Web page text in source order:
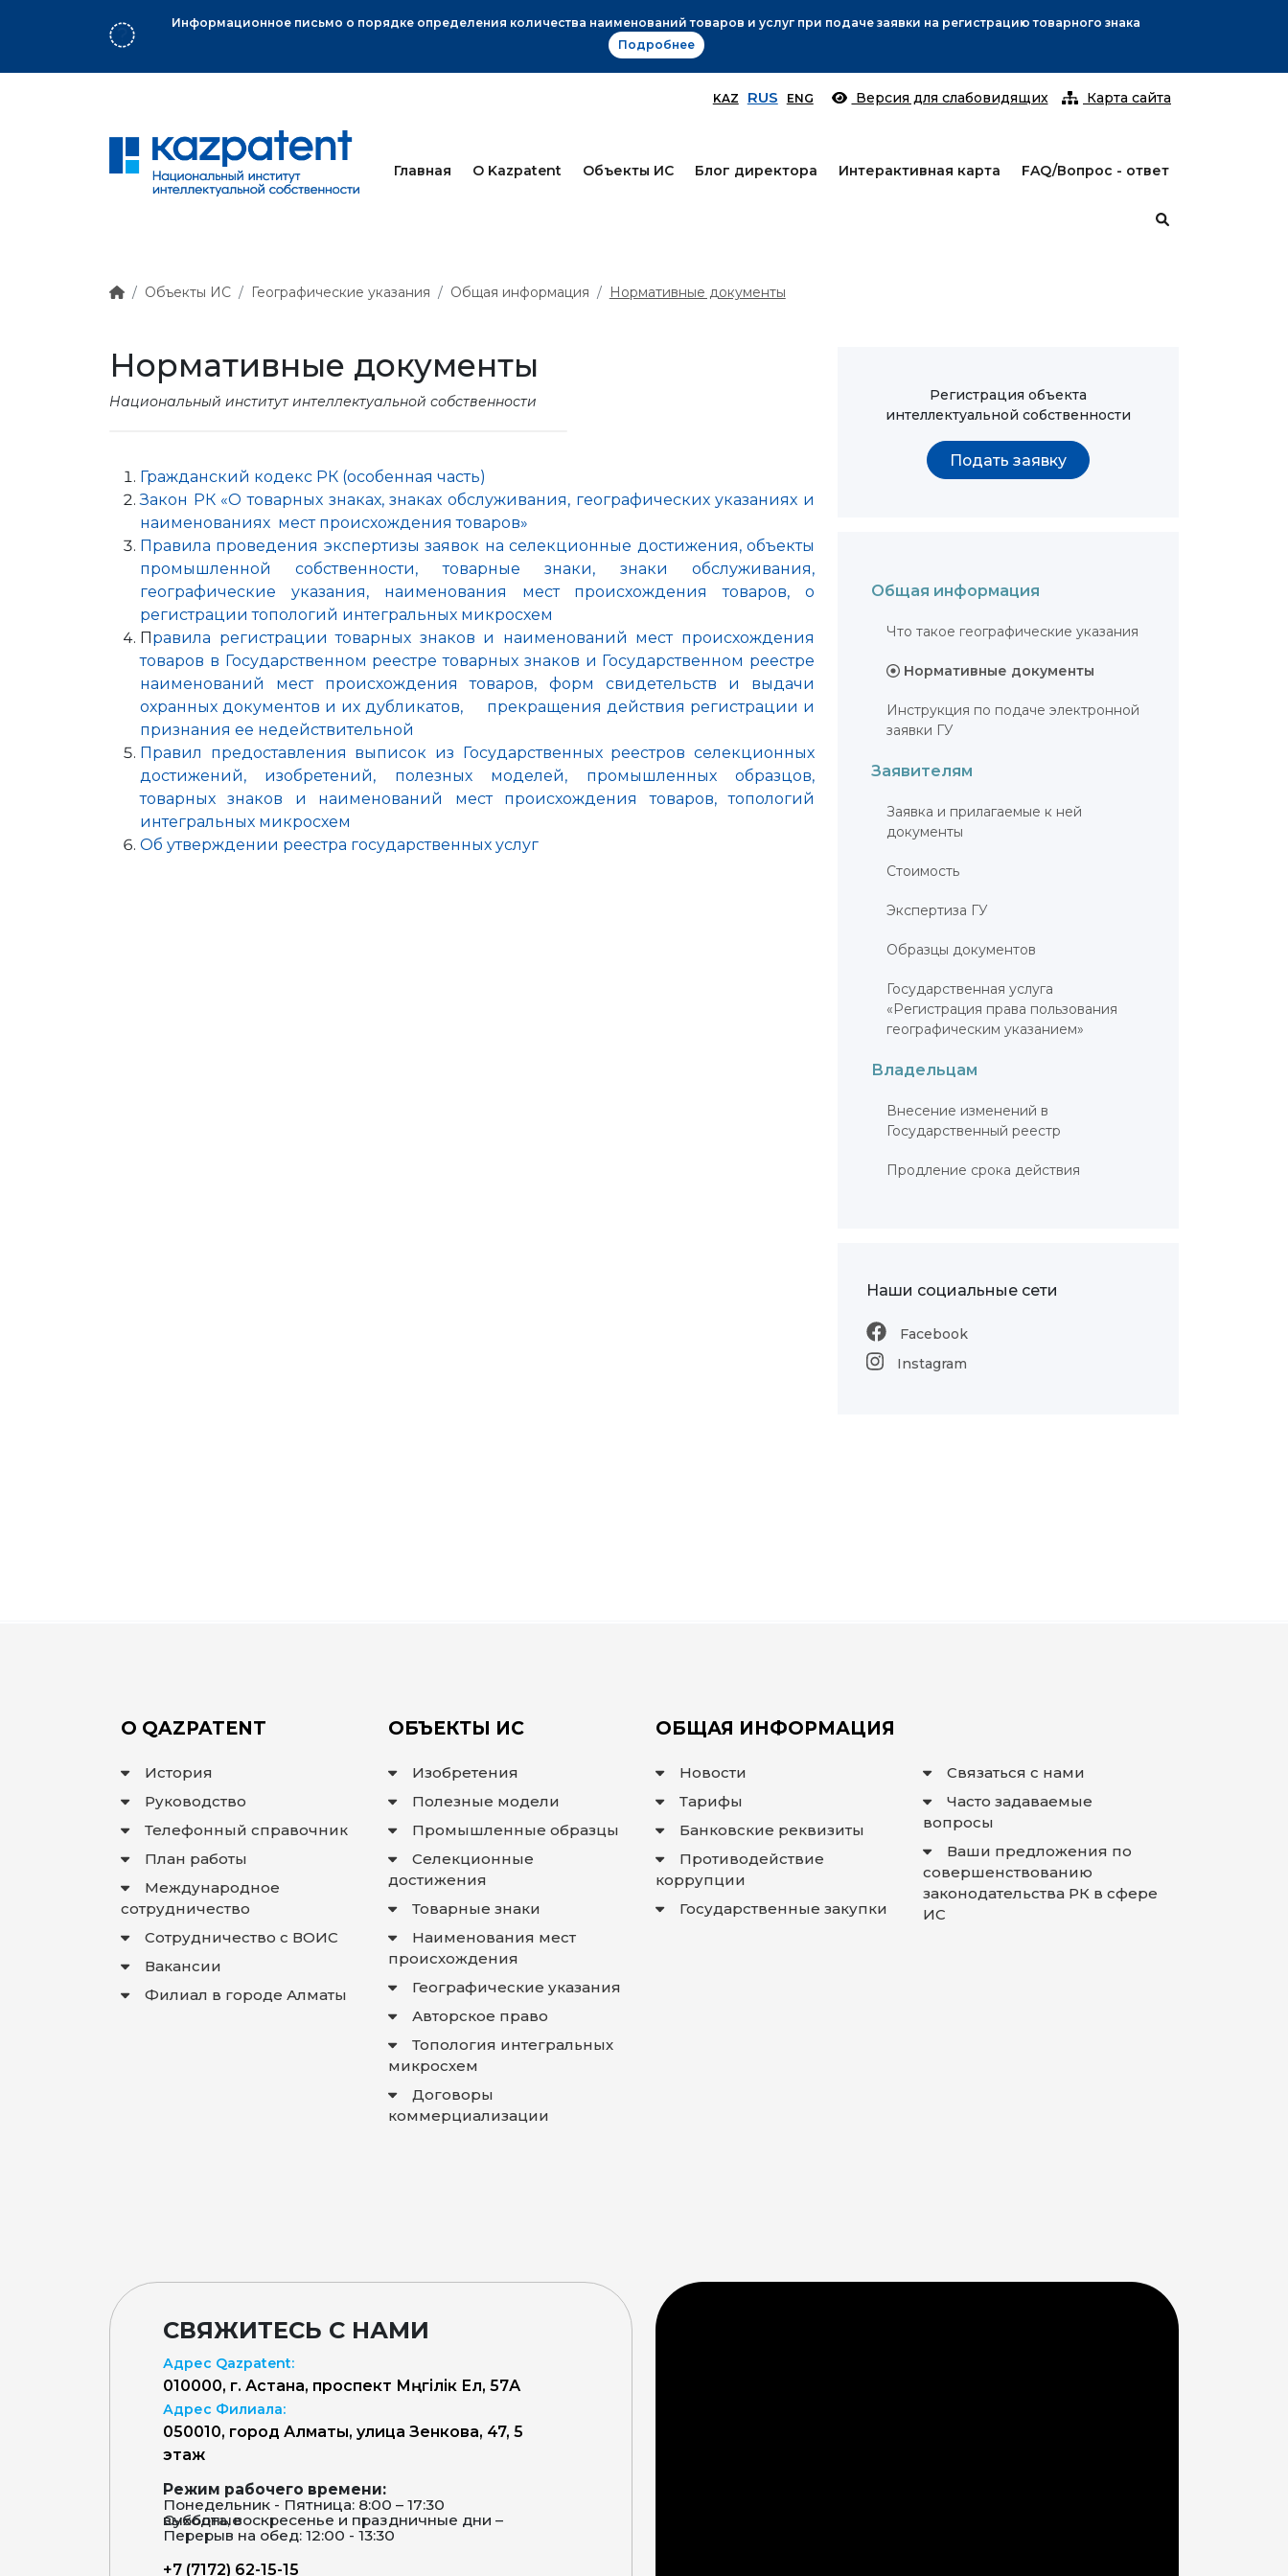
Вниманию заявителей! Подробнее
KAZ RUS ENG Версия для слабовидящих Карта сайта
Главная О Kazpatent Объекты ИС Блог директора Интерактивная карта FAQ/Вопрос - ответ
Объекты ИС Географические указания Общая информация Нормативные документы
Нормативные документы
Национальный институт интеллектуальной собственности
Гражданский кодекс РК (особенная часть)
Закон РК «О товарных знаках, знаках обслуживания, географических указаниях и
наименованиях мест происхождения товаров»
Правилa проведения экспертизы заявок на селекционные достижения, объекты
промышленной собственности, товарные знаки, знаки обслуживания,
географические указания, наименования мест происхождения товаров, о
регистрации топологий интегральных микросхем
Правилa регистрации товарных знаков и наименований мест происхождения
товаров в Государственном реестре товарных знаков и Государственном реестре
наименований мест происхождения товаров, форм свидетельств и выдачи
охранных документов и их дубликатов, прекращения действия регистрации и
признания ее недействительной
Правил предоставления выписок из Государственных реестров селекционных
достижений, изобретений, полезных моделей, промышленных образцов,
товарных знаков и наименований мест происхождения товаров, топологий
интегральных микросхем
Об утверждении реестра государственных услуг
Регистрация объекта
интеллектуальной собственности
Подать заявку
Общая информация
Что такое географические указания
Нормативные документы
Инструкция по подаче электронной
заявки ГУ
Заявителям
Заявка и прилагаемые к ней
документы
Стоимость
Экспертиза ГУ
Образцы документов
Государственная услуга
«Регистрация права пользования
географическим указанием»
Владельцам
Внесение изменений в
Государственный реестр
Продление срока действия
Наши социальные сети
Facebook
Instagram
О QAZPATENT
История
Руководство
Телефонный справочник
План работы
Международное
сотрудничество
Сотрудничество с ВОИС
Вакансии
Филиал в городе Алматы
ОБЪЕКТЫ ИС
Изобретения
Полезные модели
Промышленные образцы
Селекционные
достижения
Товарные знаки
Наименования мест
происхождения
Географические указания
Авторское право
Топология интегральных
микросхем
Договоры
коммерциализации
ОБЩАЯ ИНФОРМАЦИЯ
Новости
Тарифы
Банковские реквизиты
Противодействие
коррупции
Государственные закупки
Связаться с нами
Часто задаваемые
вопросы
Ваши предложения по
совершенствованию
законодательства РК в сфере
ИС
СВЯЖИТЕСЬ С НАМИ
Адрес Qazpatent:
010000, г. Астана, проспект Мәңгілік Ел, 57А
Адрес Филиала:
050010, город Алматы, улица Зенкова, 47, 5
этаж
Режим рабочего времени:
Понедельник - Пятница: 8:00 – 17:30
Суббота, воскресенье и праздничные дни – выходные
Перерыв на обед: 12:00 - 13:30
+7 (7172) 62-15-15